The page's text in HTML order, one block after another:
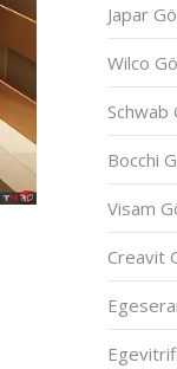
Japar
Wilco
Bocchi
Visam
Creavit